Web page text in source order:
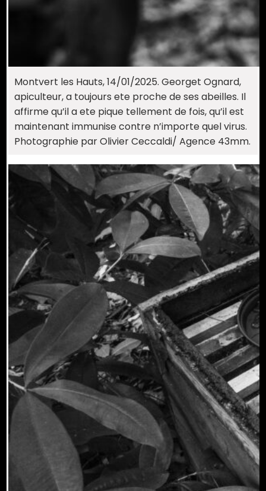
Montvert les Hauts, 14/01/2025. Georget Ognard,
apiculteur, a toujours ete proche de ses abeilles. Il
affirme qu’il a ete pique tellement de fois, qu’il est
maintenant immunise contre n’importe quel virus.
Photographie par Olivier Ceccaldi/ Agence 43mm.